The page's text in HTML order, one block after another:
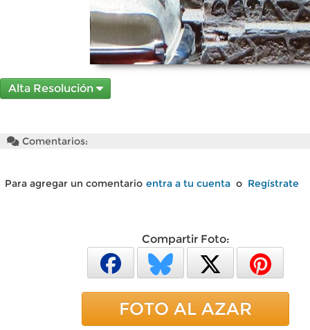
Alta Resolución
Comentarios:
Para agregar un comentario entra a tu cuenta o Regístrate
Compartir Foto:
FOTO AL AZAR